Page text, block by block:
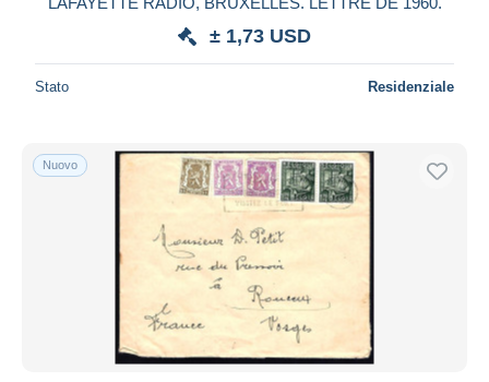
± 1,73 USD
Stato Residenziale
Nuovo